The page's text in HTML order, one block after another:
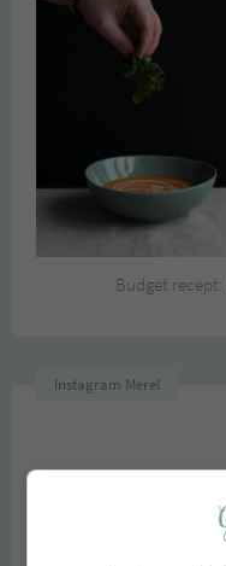
Budget
Instagram Merel